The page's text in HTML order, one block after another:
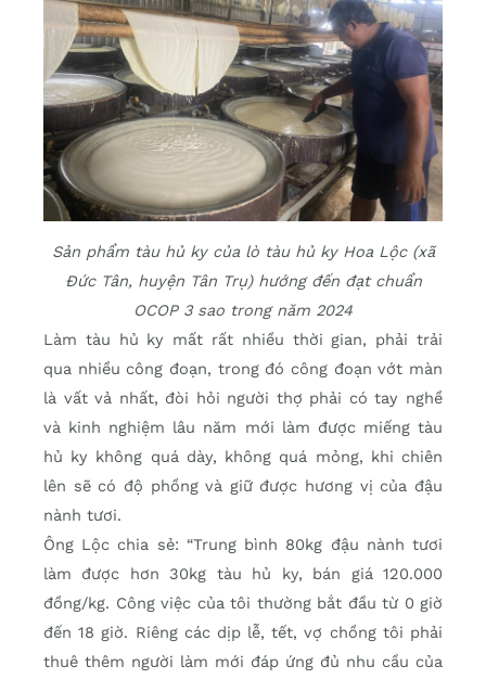
Sản phẩm tàu hủ ky của lò tàu hủ ky Hoa Lộc (xã
Đức Tân, huyện Tân Trụ) hướng đến đạt chuẩn
OCOP 3 sao trong năm 2024
Làm tàu hủ ky mất rất nhiều thời gian, phải trải
qua nhiều công đoạn, trong đó công đoạn vớt màn
là vất vả nhất, đòi hỏi người thợ phải có tay nghề
và kinh nghiệm lâu năm mới làm được miếng tàu
hủ ky không quá dày, không quá mỏng, khi chiên
lên sẽ có độ phồng và giữ được hương vị của đậu
nành tươi.
Ông Lộc chia sẻ: “Trung bình 80kg đậu nành tươi
làm được hơn 30kg tàu hủ ky, bán giá 120.000
đồng/kg. Công việc của tôi thường bắt đầu từ 0 giờ
đến 18 giờ. Riêng các dịp lễ, tết, vợ chồng tôi phải
thuê thêm người làm mới đáp ứng đủ nhu cầu của